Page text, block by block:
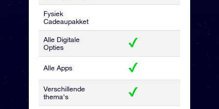
Fysiek
Cadeaupakket
Alle Digitale
Opties
Alle Apps
Verschillende
thema's